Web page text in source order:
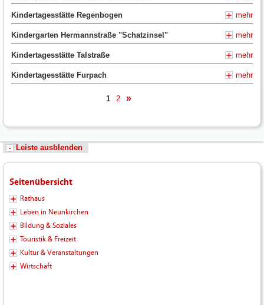
Kindertagesstätte Regenbogen mehr
Kindergarten Hermannstraße "Schatzinsel" mehr
Kindertagesstätte Talstraße mehr
Kindertagesstätte Furpach mehr
1 2 nächste
Leiste ausblenden
Seitenübersicht
Rathaus
Leben in Neunkirchen
Bildung & Soziales
Touristik & Freizeit
Kultur & Veranstaltungen
Wirtschaft